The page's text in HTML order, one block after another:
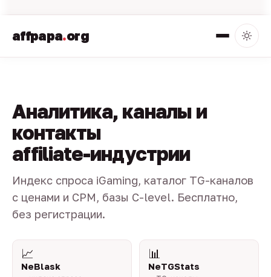
affpapa.org
Аналитика, каналы и
контакты
affiliate-индустрии
Индекс спроса iGaming, каталог TG-каналов
с ценами и CPM, базы C-level. Бесплатно,
без регистрации.
📈
NeBlask
📊
NeTGStats